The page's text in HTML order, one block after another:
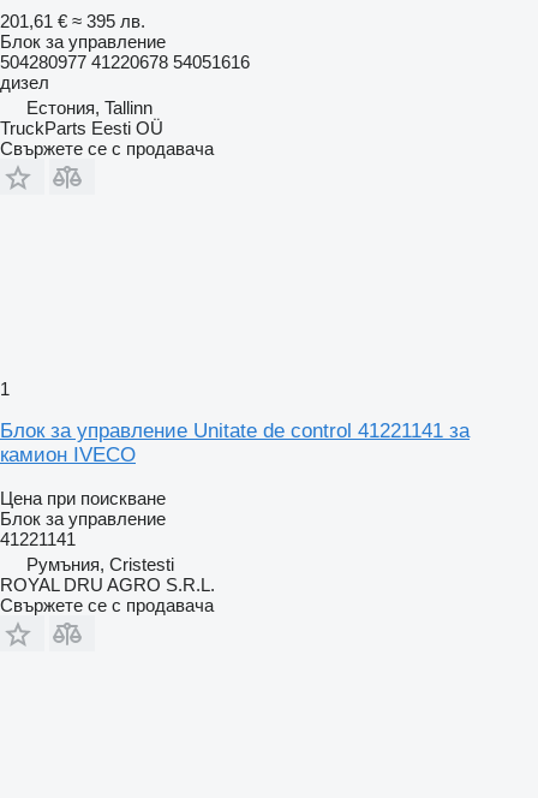
201,61 € ≈ 395 лв.
Блок за управление
504280977 41220678 54051616
дизел
Естония, Tallinn
TruckParts Eesti OÜ
Свържете се с продавача
1
Блок за управление Unitate de control 41221141 за
камион IVECO
Цена при поискване
Блок за управление
41221141
Румъния, Cristesti
ROYAL DRU AGRO S.R.L.
Свържете се с продавача